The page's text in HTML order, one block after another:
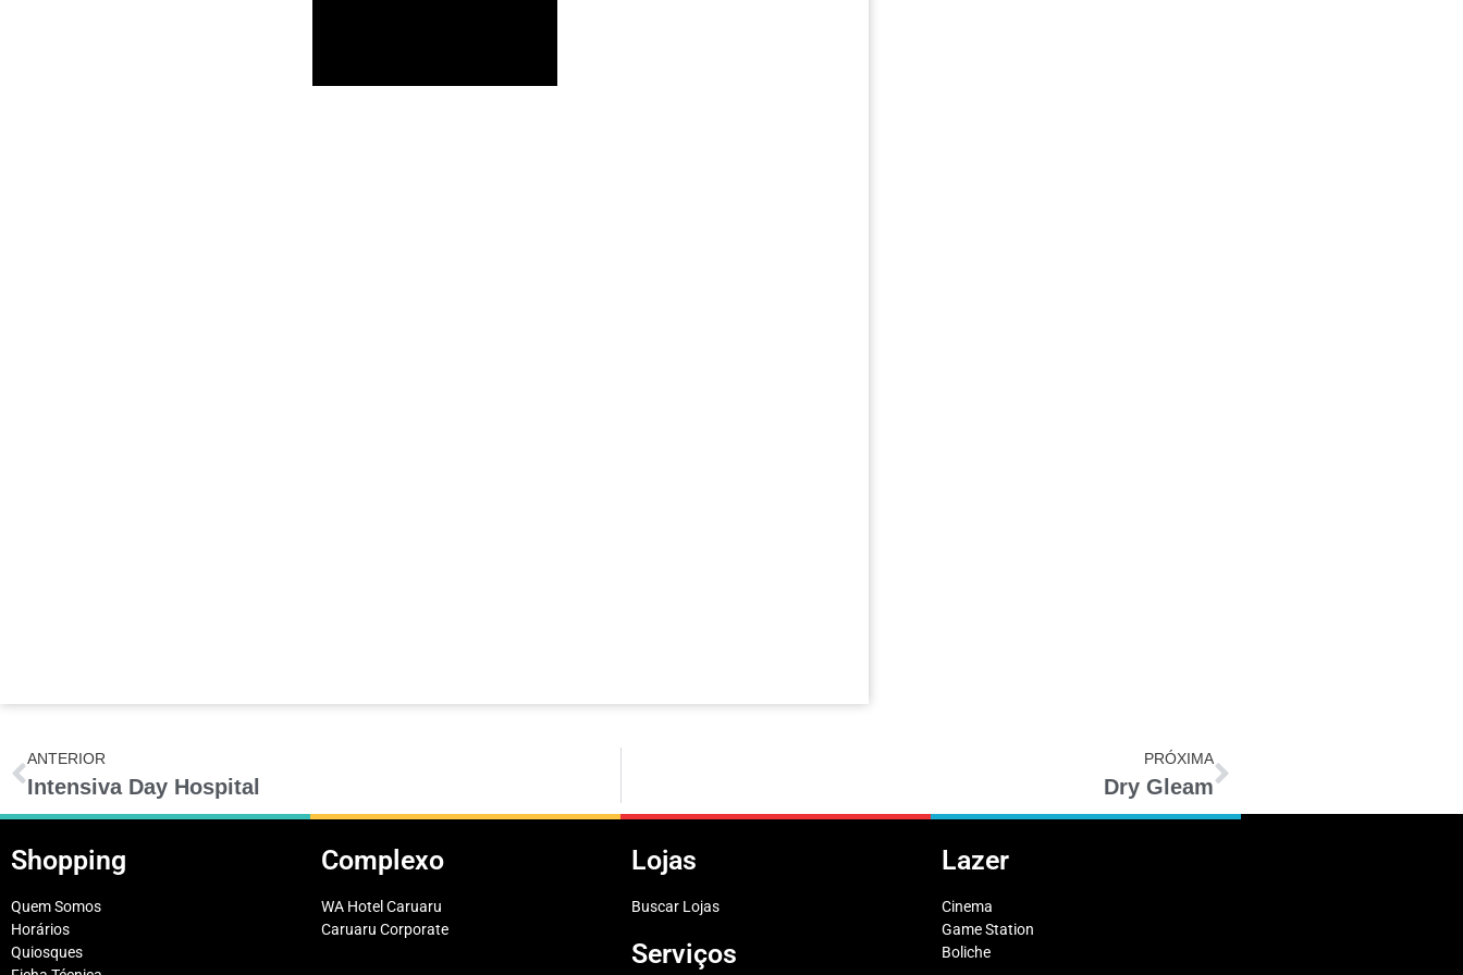
ANTERIOR
Intensiva Day Hospital
PRÓXIMA
Dry Gleam
Shopping
Quem Somos
Horários
Quiosques
Complexo
WA Hotel Caruaru
Caruaru Corporate
Lojas
Buscar Lojas
Serviços
Lazer
Cinema
Game Station
Boliche